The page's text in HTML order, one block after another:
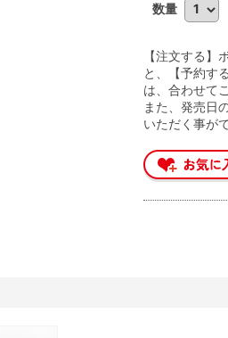
数量
【注文する】
と、【予約す
は、合わせて
また、発売日
いただく事が